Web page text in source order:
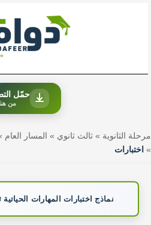
حمّل
من هنا
مرحلة الثانوية » ثالث ثانوي » المسار العام
» اختبارات
نماذج اختبارات المهارات